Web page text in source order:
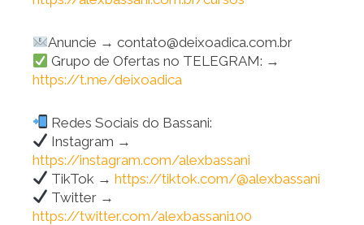
Anuncie → contato@deixoadica.com.br
Grupo de Ofertas no TELEGRAM: →
https://t.me/deixoadica
Redes Sociais do Bassani:
Instagram →
https://instagram.com/alexbassani
TikTok →https://tiktok.com/@alexbassani
Twitter →
https://twitter.com/alexbassani100